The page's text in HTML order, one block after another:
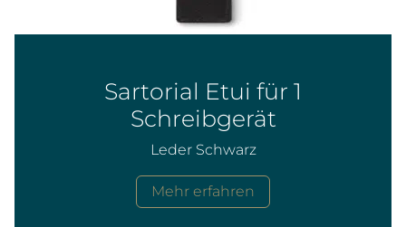
Sartorial Etui für 1
Schreibgerät
Leder Schwarz
Mehr erfahren